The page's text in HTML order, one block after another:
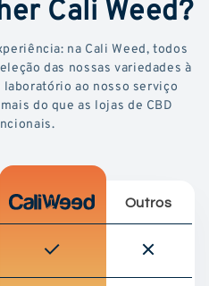
na Cali Weed, todos
das nossas variedades à
ao nosso serviço
do que as lojas de CBD
Outros